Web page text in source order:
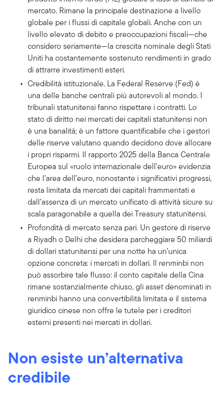
mercato. Rimane la principale destinazione a livello
globale per i flussi di capitale globali. Anche con un
livello elevato di debito e preoccupazioni fiscali—che
considero seriamente—la crescita nominale degli Stati
Uniti ha costantemente sostenuto rendimenti in grado
di attrarre investimenti esteri.
Credibilità istituzionale. La Federal Reserve (Fed) è
una delle banche centrali più autorevoli al mondo. I
tribunali statunitensi fanno rispettare i contratti. Lo
stato di diritto nei mercati dei capitali statunitensi non
è una banalità; è un fattore quantificabile che i gestori
delle riserve valutano quando decidono dove allocare
i propri risparmi. Il rapporto 2025 della Banca Centrale
Europea sul «ruolo internazionale dell’euro» evidenzia
che l’area dell’euro, nonostante i significativi progressi,
resta limitata da mercati dei capitali frammentati e
dall’assenza di un mercato unificato di attività sicure su
scala paragonabile a quella dei Treasury statunitensi.
Profondità di mercato senza pari. Un gestore di riserve
a Riyadh o Delhi che desidera parcheggiare 50 miliardi
di dollari statunitensi per una notte ha un’unica
opzione concreta: i mercati in dollari. Il renminbi non
può assorbire tale flusso: il conto capitale della Cina
rimane sostanzialmente chiuso, gli asset denominati in
renminbi hanno una convertibilità limitata e il sistema
giuridico cinese non offre le tutele per i creditori
esterni presenti nei mercati in dollari.
Non esiste un’alternativa
credibile